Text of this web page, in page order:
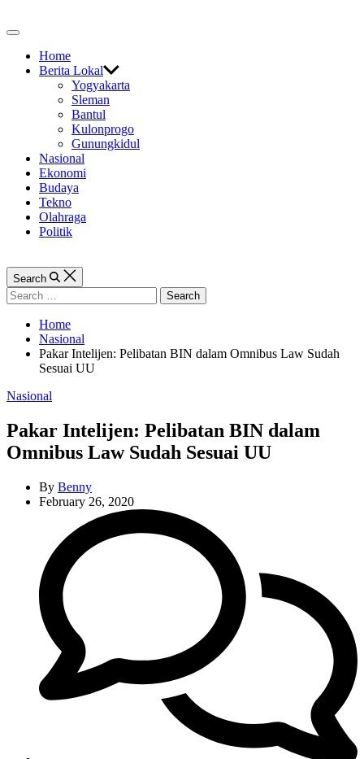
to
Off
CanvasHome
Berita Lokal
Yogyakarta
Sleman
Bantul
Kulonprogo
Gunungkidul
Nasional
Ekonomi
Budaya
Tekno
Olahraga
Politik
Search
Search
for:
Home
Nasional
Pakar Intelijen: Pelibatan BIN dalam Omnibus Law Sudah
Sesuai UU
Categories
Nasional
Pakar Intelijen: Pelibatan BIN dalam
Omnibus Law Sudah Sesuai UU
By Benny
February 26, 2020